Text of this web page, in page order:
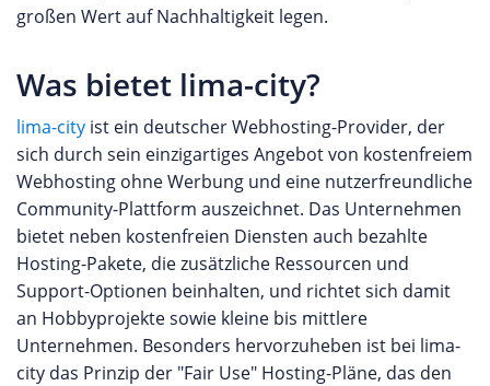
großen Wert auf Nachhaltigkeit legen.
Was bietet lima-city?
lima-city ist ein deutscher Webhosting-Provider, der
sich durch sein einzigartiges Angebot von kostenfreiem
Webhosting ohne Werbung und eine nutzerfreundliche
Community-Plattform auszeichnet. Das Unternehmen
bietet neben kostenfreien Diensten auch bezahlte
Hosting-Pakete, die zusätzliche Ressourcen und
Support-Optionen beinhalten, und richtet sich damit
an Hobbyprojekte sowie kleine bis mittlere
Unternehmen. Besonders hervorzuheben ist bei lima-
city das Prinzip der "Fair Use" Hosting-Pläne, das den